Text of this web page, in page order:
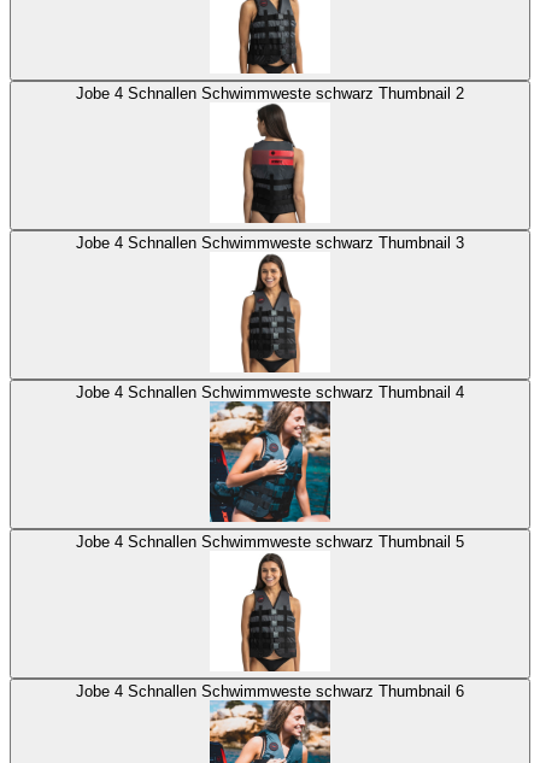
Jobe 4 Schnallen Schwimmweste schwarz Thumbnail 2
Jobe 4 Schnallen Schwimmweste schwarz Thumbnail 3
Jobe 4 Schnallen Schwimmweste schwarz Thumbnail 4
Jobe 4 Schnallen Schwimmweste schwarz Thumbnail 5
Jobe 4 Schnallen Schwimmweste schwarz Thumbnail 6